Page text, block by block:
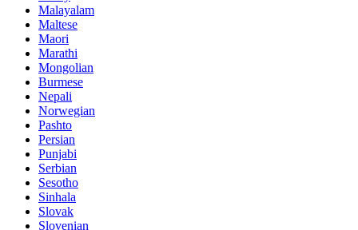
Malayalam
Maltese
Maori
Marathi
Mongolian
Burmese
Nepali
Norwegian
Pashto
Persian
Punjabi
Serbian
Sesotho
Sinhala
Slovak
Slovenian